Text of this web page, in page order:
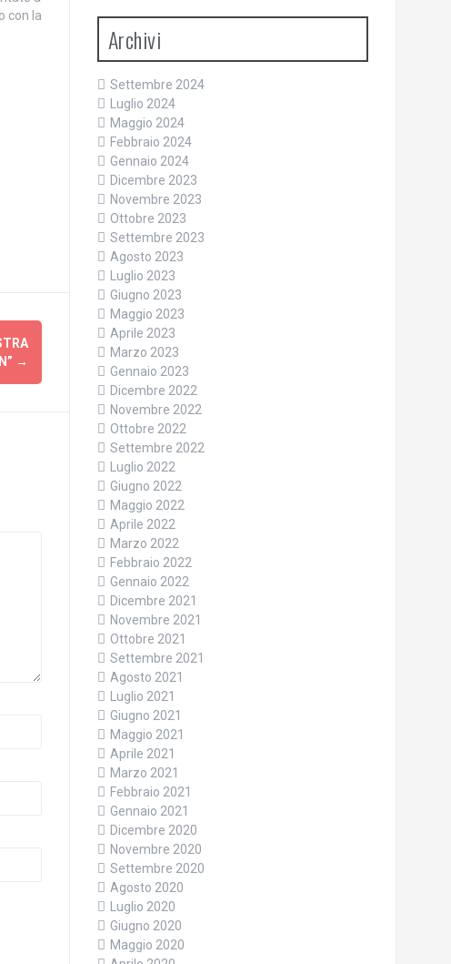
con la
→
Archivi
Settembre 2024
Luglio 2024
Maggio 2024
Febbraio 2024
Gennaio 2024
Dicembre 2023
Novembre 2023
Ottobre 2023
Settembre 2023
Agosto 2023
Luglio 2023
Giugno 2023
Maggio 2023
Aprile 2023
Marzo 2023
Gennaio 2023
Dicembre 2022
Novembre 2022
Ottobre 2022
Settembre 2022
Luglio 2022
Giugno 2022
Maggio 2022
Aprile 2022
Marzo 2022
Febbraio 2022
Gennaio 2022
Dicembre 2021
Novembre 2021
Ottobre 2021
Settembre 2021
Agosto 2021
Luglio 2021
Giugno 2021
Maggio 2021
Aprile 2021
Marzo 2021
Febbraio 2021
Gennaio 2021
Dicembre 2020
Novembre 2020
Settembre 2020
Agosto 2020
Luglio 2020
Giugno 2020
Maggio 2020